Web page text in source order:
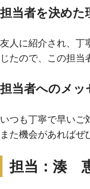
担当者を決め
友人に紹介され、丁
じたので、この担当
担当者へのメッ
いつも丁寧で早いご
また機会があればぜ
担当：湊
買いたい
エリアから探す
沿線・駅から探す
学区から探す
地図から探す